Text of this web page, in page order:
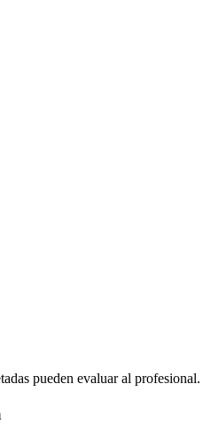
pueden evaluar al profesional.